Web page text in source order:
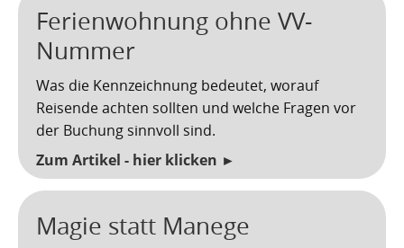
Ferienwohnung ohne VV-
Nummer
Was die Kennzeichnung bedeutet, worauf
Reisende achten sollten und welche Fragen vor
der Buchung sinnvoll sind.
Zum Artikel - hier klicken ►
Magie statt Manege